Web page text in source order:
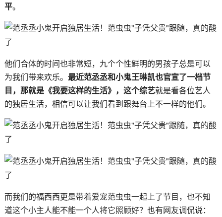
平。
他们合体的时间也非常短，九个个性鲜明的男孩子总是可以
为我们带来欢乐。 最近范丞丞和小鬼王琳凯也官宣了一档节
目，那就是《我要这样的生活》，这个综艺就是看各位艺人
的独居生活，相信可以让我们看到跟舞台上不一样的他们。
而我们的福西西更是带着爱宠范虫虫一起上了节目，也不知
道这个小主人能不能一个人将它照顾好？也有网友调侃说：